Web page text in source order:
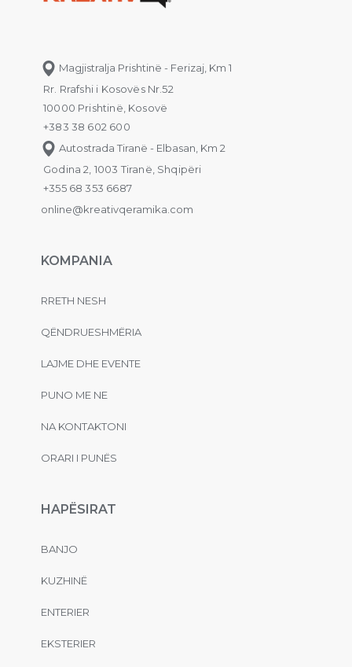
Magjistralja Prishtinë - Ferizaj, Km 1
Rr. Rrafshi i Kosovës Nr.52
10000 Prishtinë, Kosovë
+383 38 602 600
Autostrada Tiranë - Elbasan, Km 2
Godina 2, 1003 Tiranë, Shqipëri
+355 68 353 6687
online@kreativqeramika.com
KOMPANIA
RRETH NESH
QËNDRUESHMËRIA
LAJME DHE EVENTE
PUNO ME NE
NA KONTAKTONI
ORARI I PUNËS
HAPËSIRAT
BANJO
KUZHINË
ENTERIER
EKSTERIER